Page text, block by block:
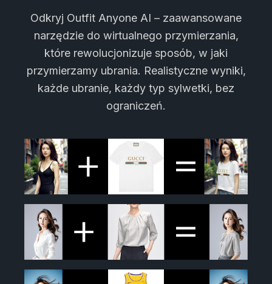
Odkryj Outfit Anyone AI – zaawansowane
narzędzie do wirtualnego przymierzania,
które rewolucjonizuje sposób, w jaki
przymierzamy ubrania. Realistyczne wyniki,
każde ubranie, każdy typ sylwetki, bez
ograniczeń.